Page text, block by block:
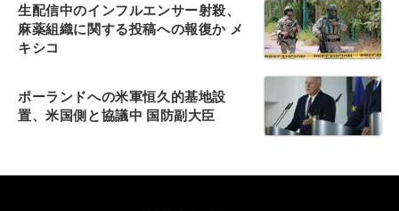
生配信中のインフルエンサー射殺、
麻薬組織に関する投稿への報復か メ
キシコ
ポーランドへの米軍恒久的基地設
置、米国側と協議中 国防副大臣